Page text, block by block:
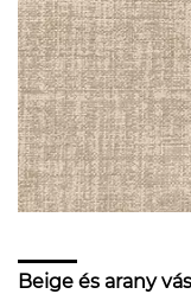
Beige és arany